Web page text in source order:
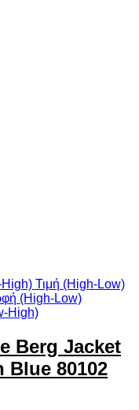
High) Τιμή (High-Low)
(High-Low)
High)
Berg Jacket
Blue 80102